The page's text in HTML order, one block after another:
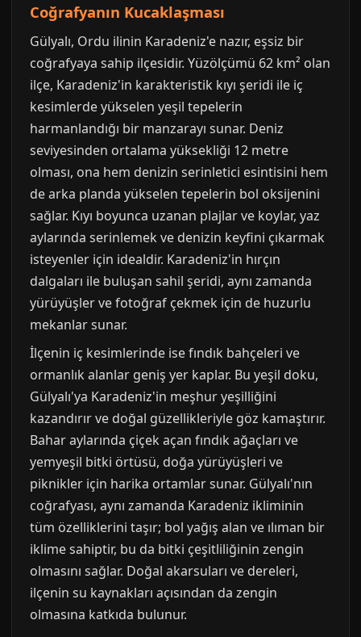
Coğrafyanın Kucaklaşması
Gülyalı, Ordu ilinin Karadeniz'e nazır, eşsiz bir
coğrafyaya sahip ilçesidir. Yüzölçümü 62 km² olan
ilçe, Karadeniz'in karakteristik kıyı şeridi ile iç
kesimlerde yükselen yeşil tepelerin
harmanlandığı bir manzarayı sunar. Deniz
seviyesinden ortalama yüksekliği 12 metre
olması, ona hem denizin serinletici esintisini hem
de arka planda yükselen tepelerin bol oksijenini
sağlar. Kıyı boyunca uzanan plajlar ve koylar, yaz
aylarında serinlemek ve denizin keyfini çıkarmak
isteyenler için idealdir. Karadeniz'in hırçın
dalgaları ile buluşan sahil şeridi, aynı zamanda
yürüyüşler ve fotoğraf çekmek için de huzurlu
mekanlar sunar.
İlçenin iç kesimlerinde ise fındık bahçeleri ve
ormanlık alanlar geniş yer kaplar. Bu yeşil doku,
Gülyalı'ya Karadeniz'in meşhur yeşilliğini
kazandırır ve doğal güzellikleriyle göz kamaştırır.
Bahar aylarında çiçek açan fındık ağaçları ve
yemyeşil bitki örtüsü, doğa yürüyüşleri ve
piknikler için harika ortamlar sunar. Gülyalı'nın
coğrafyası, aynı zamanda Karadeniz ikliminin
tüm özelliklerini taşır; bol yağış alan ve ılıman bir
iklime sahiptir, bu da bitki çeşitliliğinin zengin
olmasını sağlar. Doğal akarsuları ve dereleri,
ilçenin su kaynakları açısından da zengin
olmasına katkıda bulunur.